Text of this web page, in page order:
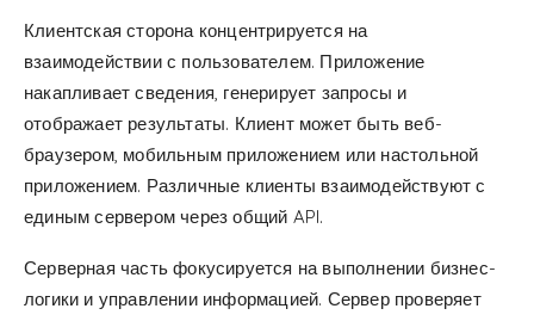
Клиентская сторона концентрируется на
взаимодействии с пользователем. Приложение
накапливает сведения, генерирует запросы и
отображает результаты. Клиент может быть веб-
браузером, мобильным приложением или настольной
приложением. Различные клиенты взаимодействуют с
единым сервером через общий API.
Серверная часть фокусируется на выполнении бизнес-
логики и управлении информацией. Сервер проверяет